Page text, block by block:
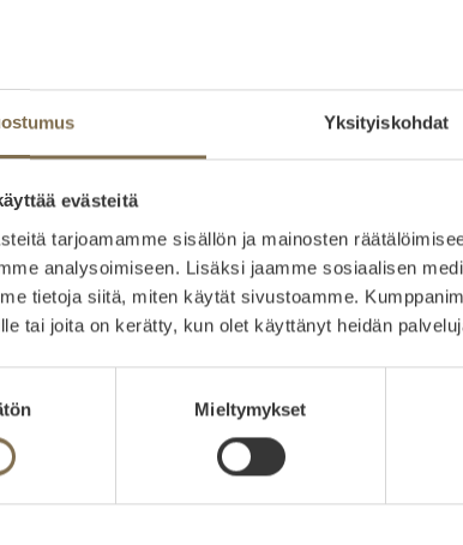
Yksityiskohdat
evästeitä
tarjoamamme sisällön ja mainosten
analysoimiseen. Lisäksi jaamme sosiaalisen
tietoja siitä, miten käytät sivustoamme.
tai joita on kerätty, kun olet käyttänyt heidän
Mieltymykset
matalassa valossa ja varjo-olosuhteissa.